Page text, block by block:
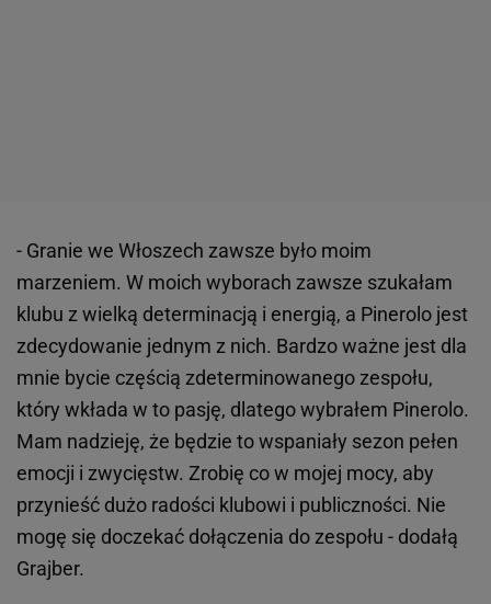
- Granie we Włoszech zawsze było moim
marzeniem. W moich wyborach zawsze szukałam
klubu z wielką determinacją i energią, a Pinerolo jest
zdecydowanie jednym z nich. Bardzo ważne jest dla
mnie bycie częścią zdeterminowanego zespołu,
który wkłada w to pasję, dlatego wybrałem Pinerolo.
Mam nadzieję, że będzie to wspaniały sezon pełen
emocji i zwycięstw. Zrobię co w mojej mocy, aby
przynieść dużo radości klubowi i publiczności. Nie
mogę się doczekać dołączenia do zespołu - dodałą
Grajber.